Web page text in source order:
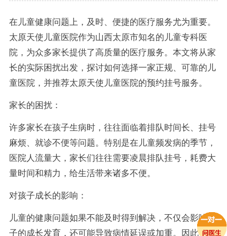
在儿童健康问题上，及时、便捷的医疗服务尤为重要。
太原天使儿童医院作为山西太原市知名的儿童专科医
院，为众多家长提供了高质量的医疗服务。本文将从家
长的实际困扰出发，探讨如何选择一家正规、可靠的儿
童医院，并推荐太原天使儿童医院的预约挂号服务。
家长的困扰：
许多家长在孩子生病时，往往面临着排队时间长、挂号
麻烦、就诊不便等问题。特别是在儿童频发病的季节，
医院人流量大，家长们往往需要凌晨排队挂号，耗费大
量时间和精力，给生活带来诸多不便。
对孩子成长的影响：
儿童的健康问题如果不能及时得到解决，不仅会影响孩
子的成长发育，还可能导致病情延误或加重。因此，选